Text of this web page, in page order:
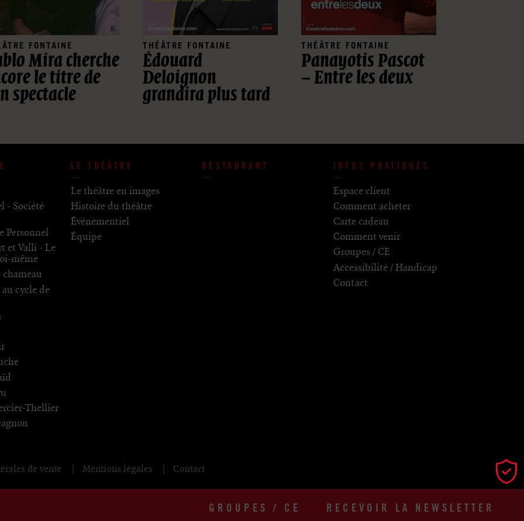
GROUPES / CE RECEVOIR LA NEWSLETTER
FONTAINE
Mira cherche
le titre de
spectacle
THÉÂTRE FONTAINE
Édouard
Deloignon
grandira plus tard
THÉÂTRE FONTAINE
Panayotis Pascot
– Entre les deux
- Société
Personnel
et Valli - Le
même
chameau
cycle de
Thellier
LE THÉÂTRE
Le théâtre en images
Histoire du théâtre
Événementiel
Équipe
RESTAURANT INFOS PRATIQUES
Espace client
Comment acheter
Carte cadeau
Comment venir
Groupes / CE
Accessibilité / Handicap
Contact
de vente Mentions légales Contact